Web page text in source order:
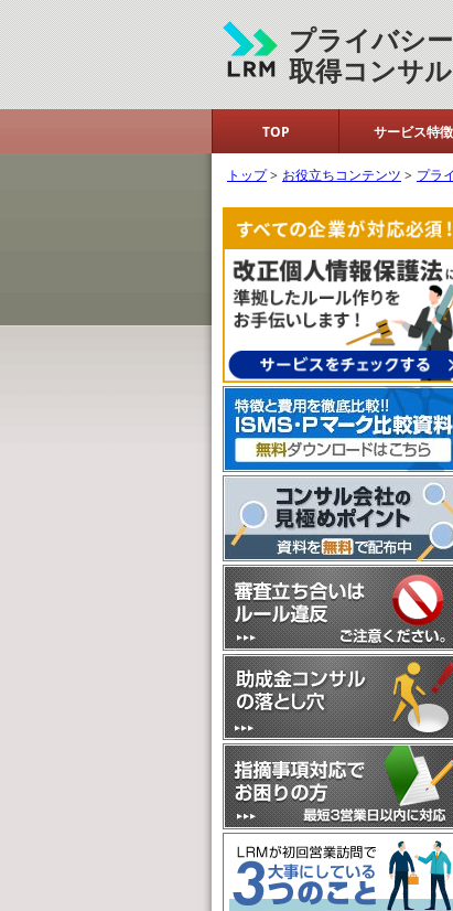
プライバシ
取得コンサ
TOP サービス特徴
トップ> お役立ちコンテンツ > プラ